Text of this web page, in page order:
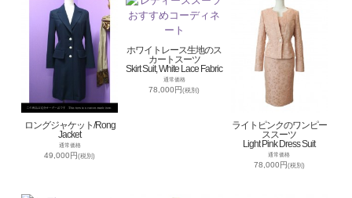
ロングジャケット/Rong
Jacket
通常価格
49,000円(税別)
ホワイトレース生地のス
カートスーツ
Skirt Suit, White Lace Fabric
通常価格
78,000円(税別)
ライトピンクのワンピー
ススーツ
Light Pink Dress Suit
通常価格
78,000円 (税別)